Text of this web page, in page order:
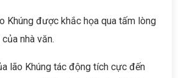
Khúng được khắc họa qua tấm lòng
nhà văn.
lão Khúng tác động tích cực đến